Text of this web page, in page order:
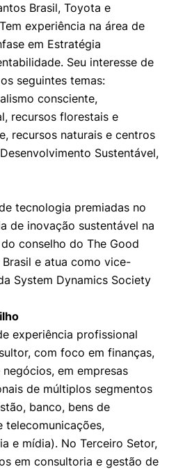
Brasil, Toyota e
experiência na área de
em Estratégia
Seu interesse de
seguintes temas:
consciente,
recursos florestais e
recursos naturais e centros
Sustentável,
tecnologia premiadas no
de inovação sustentável na
conselho do The Good
e atua como vice-
System Dynamics Society
experiência profissional
com foco em finanças,
em empresas
de múltiplos segmentos
banco, bens de
telecomunicações,
e mídia). No Terceiro Setor,
em consultoria e gestão de